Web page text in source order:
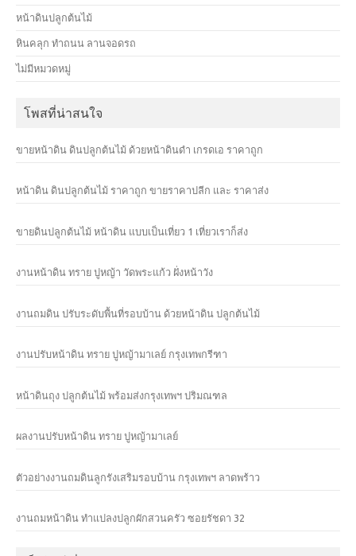
หน้าดินปลูกต้นไม้
หินคลุก ทำถนน ลานจอดรถ
ไม่มีหมวดหมู่
โพสที่น่าสนใจ
ขายหน้าดิน ดินปลูกต้นไม้ ด้วยหน้าดินดำ เกรดเอ ราคาถูก
หน้าดิน ดินปลูกต้นไม้ ราคาถูก ขายราคาปลีก และ ราคาส่ง
ขายดินปลูกต้นไม้ หน้าดิน แบบเป็นเที่ยว 1 เที่ยวเราก็ส่ง
งานหน้าดิน ทราย ปูหญ้า วัดพระแก้ว ฝั่งหน้าวัง
งานถมดิน ปรับระดับพื้นที่รอบบ้าน ด้วยหน้าดิน ปลูกต้นไม้
งานปรับหน้าดิน ทราย ปูหญ้ามาเลย์ กรุงเทพกรีฑา
หน้าดินถุง ปลูกต้นไม้ พร้อมส่งกรุงเทพฯ ปริมณฑล
ผลงานปรับหน้าดิน ทราย ปูหญ้ามาเลย์
ตัวอย่างงานถมดินลูกรังเสริมรอบบ้าน กรุงเทพฯ ลาดพร้าว
งานถมหน้าดิน ทำแปลงปลูกผักสวนครัว ซอยรัชดา 32